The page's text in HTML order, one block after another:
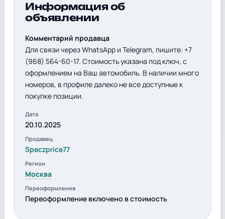
Информация об
объявлении
Комментарий продавца
Для связи через WhatsApp и Telegram, пишите: +7
(968) 564-60-17. Стоимость указана под ключ, с
оформлением на Ваш автомобиль. В наличии много
номеров, в профиле далеко не все доступные к
покупке позиции.
Дата
20.10.2025
Продавец
Speczprice77
Регион
Москва
Переоформление
Переоформление включено в стоимость